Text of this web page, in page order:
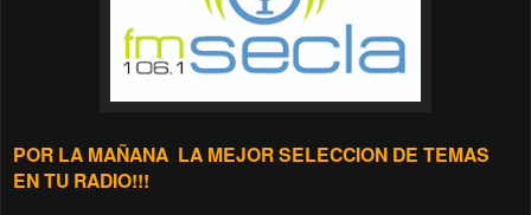
POR LA MAÑANA LA MEJOR SELECCION DE TEMAS
EN TU RADIO!!!